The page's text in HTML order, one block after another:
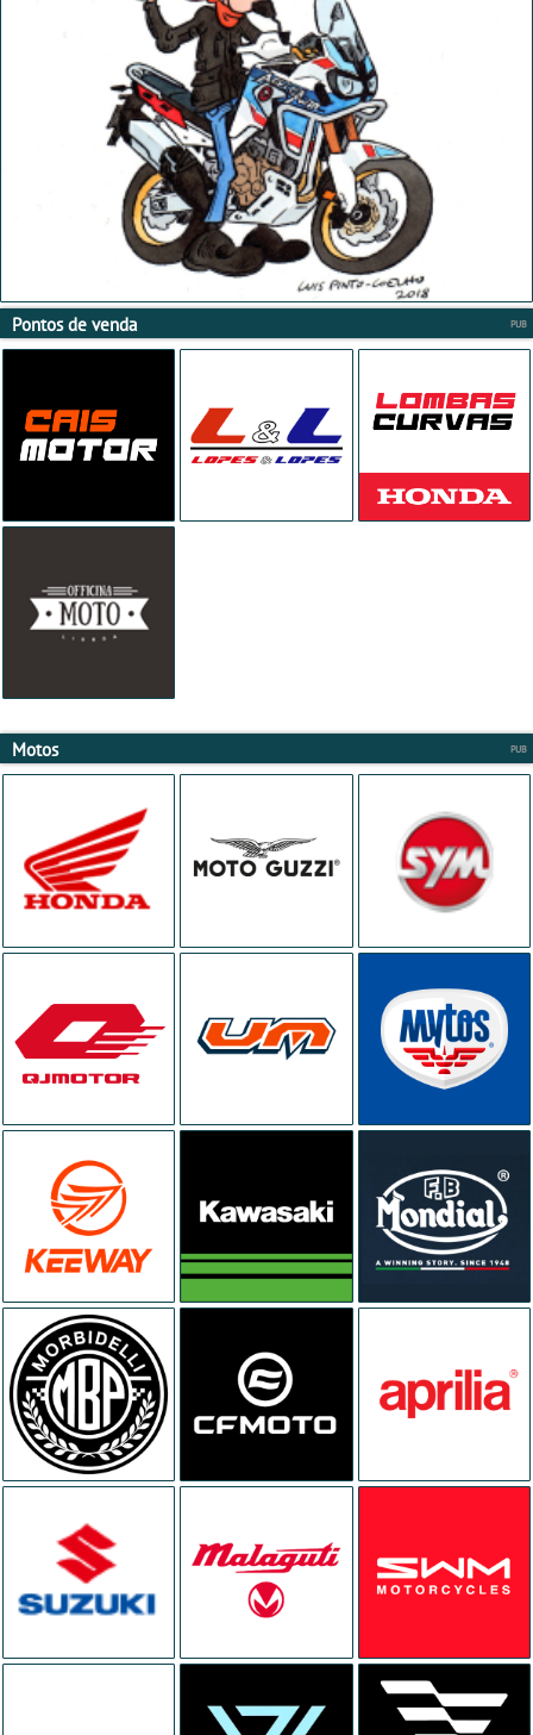
Pontos de venda
Motos